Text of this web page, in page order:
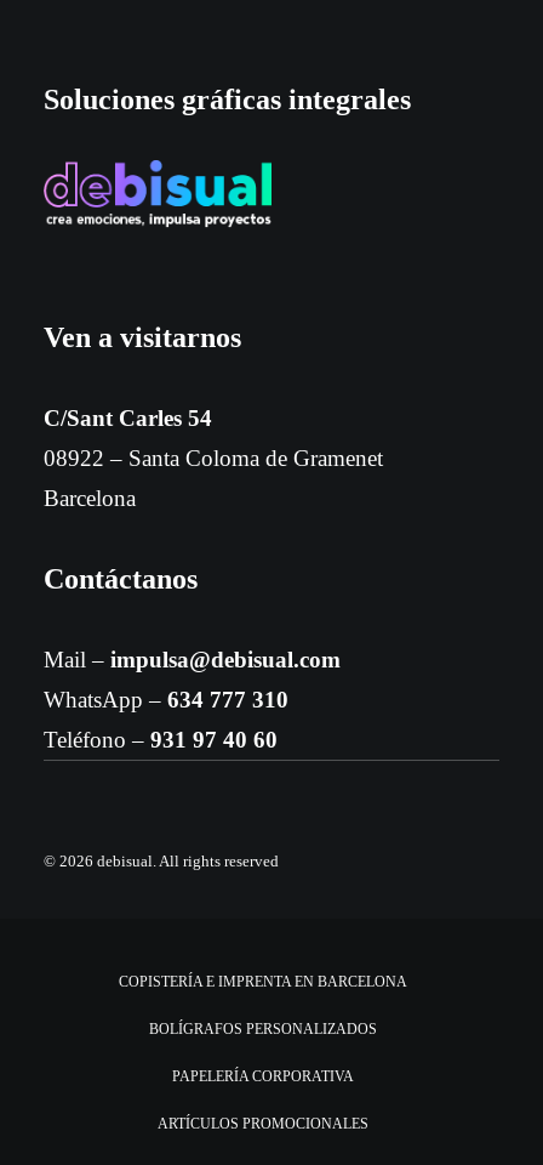
Soluciones gráficas integrales
Ven a visitarnos
C/Sant Carles 54
08922 – Santa Coloma de Gramenet
Barcelona
Contáctanos
Mail – impulsa@debisual.com
WhatsApp – 634 777 310
Teléfono – 931 97 40 60
© 2026 debisual.All rights reserved
COPISTERÍA E IMPRENTA EN BARCELONA
BOLÍGRAFOS PERSONALIZADOS
PAPELERÍA CORPORATIVA
ARTÍCULOS PROMOCIONALES